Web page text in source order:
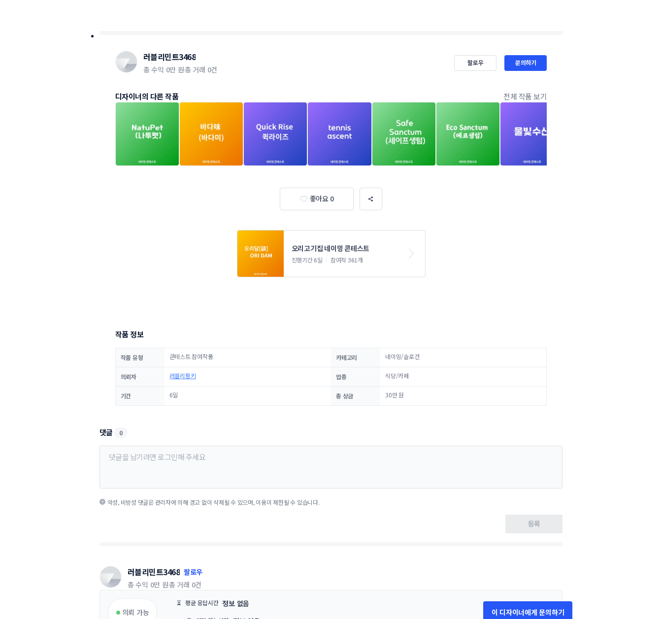
러블리민트3468
총 수익 0만 원총 거래 0건
팔로우 문의하기
디자이너의 다른 작품 전체 작품 보기
좋아요 0
오리고기집 네이밍 콘테스트
진행기간 6일 참여작 361개
작품 정보
작품 유형 콘테스트 참여작품
의뢰자 러블리핑키
기간 6일
카테고리 네이밍/슬로건
업종 식당/카페
총 상금 30만 원
댓글 0
악성, 비방성 댓글은 관리자에 의해 경고 없이 삭제될 수 있으며, 이용이 제한될 수 있습니다.
등록
러블리민트3468 팔로우
총 수익 0만 원총 거래 0건
의뢰 가능
⏳ 평균 응답시간 정보 없음
이 디자이너에게 문의하기